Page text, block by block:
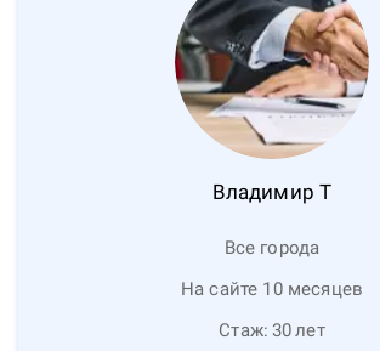
Владимир Т
Все города
На сайте 10 месяцев
Стаж: 30лет